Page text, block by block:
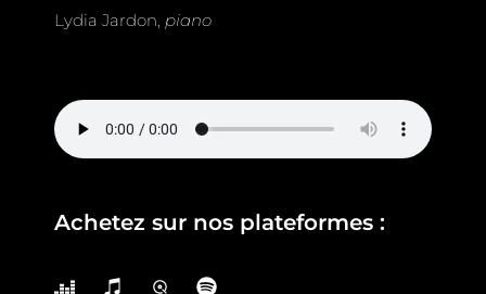
Lydia Jardon, piano
Achetez sur nos plateformes :